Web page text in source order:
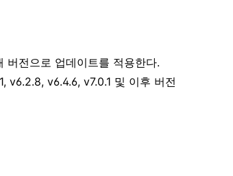
버전으로 업데이트를 적용한다.
v6.2.8, v6.4.6, v7.0.1 및 이후 버전